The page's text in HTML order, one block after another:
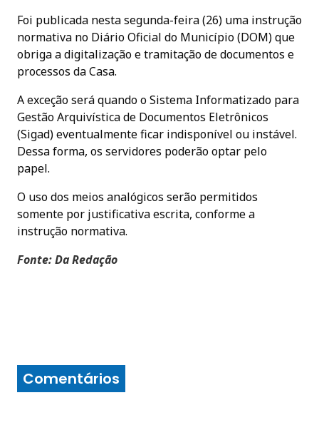
Foi publicada nesta segunda-feira (26) uma instrução
normativa no Diário Oficial do Município (DOM) que
obriga a digitalização e tramitação de documentos e
processos da Casa.
A exceção será quando o Sistema Informatizado para
Gestão Arquivística de Documentos Eletrônicos
(Sigad) eventualmente ficar indisponível ou instável.
Dessa forma, os servidores poderão optar pelo
papel.
O uso dos meios analógicos serão permitidos
somente por justificativa escrita, conforme a
instrução normativa.
Fonte: Da Redação
Comentários